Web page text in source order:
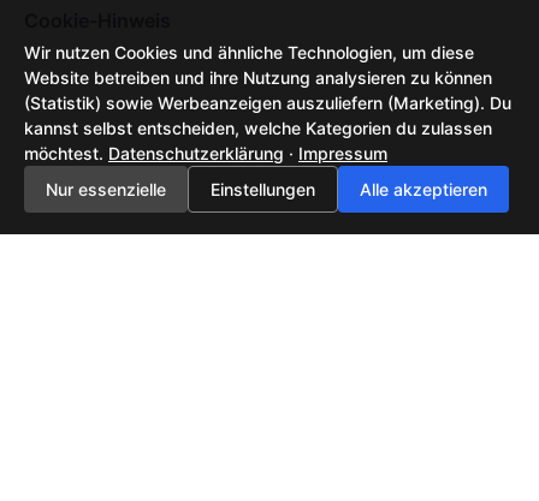
Wir nutzen Cookies und ähnliche Technologien, um diese
Website betreiben und ihre Nutzung analysieren zu können
(Statistik) sowie Werbeanzeigen auszuliefern (Marketing). Du
kannst selbst entscheiden, welche Kategorien du zulassen
möchtest. Datenschutzerklärung · Impressum
Nur essenzielle
Einstellungen Alle akzeptieren